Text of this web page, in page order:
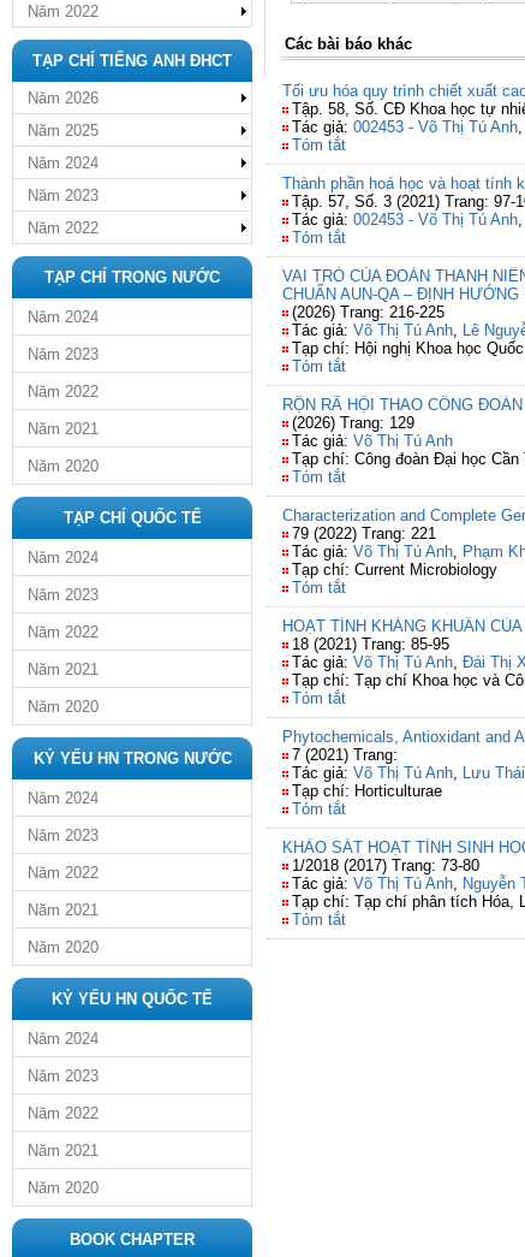
Năm 2022
TẠP CHÍ TIẾNG ANH ĐHCT
Năm 2026
Năm 2025
Năm 2024
Năm 2023
Năm 2022
TẠP CHÍ TRONG NƯỚC
Năm 2024
Năm 2023
Năm 2022
Năm 2021
Năm 2020
TẠP CHÍ QUỐC TẾ
Năm 2024
Năm 2023
Năm 2022
Năm 2021
Năm 2020
KỶ YẾU HN TRONG NƯỚC
Năm 2024
Năm 2023
Năm 2022
Năm 2021
Năm 2020
KỶ YẾU HN QUỐC TẾ
Năm 2024
Năm 2023
Năm 2022
Năm 2021
Năm 2020
BOOK CHAPTER
Các bài báo khác
Tối ưu hóa quy trình chiết xuất
Tập. 58, Số. CĐ Khoa học tự
Tác giả: 002453 - Võ Thị Tú Anh,
Tóm tắt
Thành phần hoá học và hoạt tính
Tập. 57, Số. 3 (2021) Trang: 97-
Tác giả: 002453 - Võ Thị Tú Anh,
Tóm tắt
VAI TRÒ CỦA ĐOÀN THANH
CHUẨN AUN-QA – ĐỊNH
(2026) Trang: 216-225
Tác giả: Võ Thị Tú Anh, Lê
Tạp chí: Hội nghị Khoa học
Tóm tắt
RỘN RÃ HỘI THAO CÔNG ĐOÀN
(2026) Trang: 129
Tác giả: Võ Thị Tú Anh
Tạp chí: Công đoàn Đại học
Tóm tắt
Characterization and Complete
79 (2022) Trang: 221
Tác giả: Võ Thị Tú Anh, Phạm
Tạp chí: Current Microbiology
Tóm tắt
HOẠT TÍNH KHÁNG KHUẨN
18 (2021) Trang: 85-95
Tác giả: Võ Thị Tú Anh, Đái Thị
Tạp chí: Tạp chí Khoa học và
Tóm tắt
Phytochemicals, Antioxidant and
7 (2021) Trang:
Tác giả: Võ Thị Tú Anh, Lưu
Tạp chí: Horticulturae
Tóm tắt
KHẢO SÁT HOẠT TÍNH SINH
1/2018 (2017) Trang: 73-80
Tác giả: Võ Thị Tú Anh, Nguyễn
Tạp chí: Tạp chí phân tích Hóa,
Tóm tắt